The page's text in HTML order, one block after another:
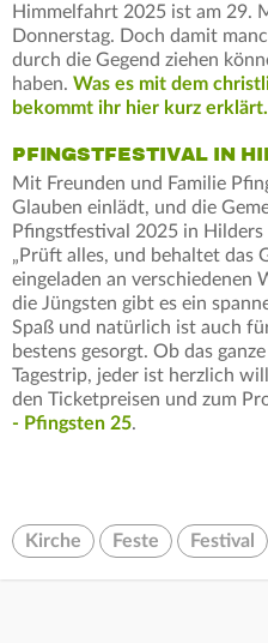
Himmelfahrt 2025 ist am 29.
Donnerstag. Doch damit
durch die Gegend ziehen
haben. Was es mit dem
bekommt ihr hier kurz erklärt.
PFINGSTFESTIVAL IN
Mit Freunden und Familie
Glauben einlädt, und die
Pfingstfestival 2025 in
„Prüft alles, und behaltet das
eingeladen an verschiedenen
die Jüngsten gibt es ein
Spaß und natürlich ist auch
bestens gesorgt. Ob das
Tagestrip, jeder ist herzlich
den Ticketpreisen und zum
- Pfingsten 25.
Kirche Feste Festival